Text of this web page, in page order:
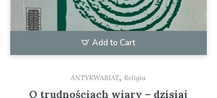
Add to Cart
ANTYKWARIAT, Religia
O trudnościach wiary – dzisiaj